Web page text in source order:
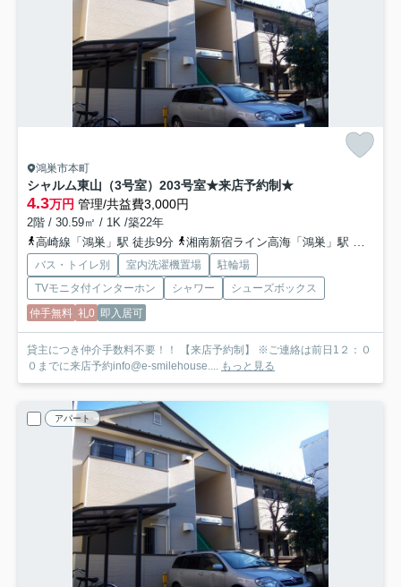
鴻巣市本町
シャルム東山（3号室） 203号室★来店予約制★
4.3万円 管理/共益費3,000円
2階 / 30.59㎡ / 1K /築22年
高崎線「鴻巣」駅 徒歩9分
湘南新宿ライン高海「鴻巣」駅 徒歩9分
バス・トイレ別 室内洗濯機置場
駐輪場
TVモニタ付インターホン
シャワー
シューズボックス
仲手無料 礼0 即入居可
貸主につき仲介手数料不要！！ 【来店予約制】 ※ご連絡は前日1２：０
０までに来店予約info@e-smilehouse.... もっと見る
アパート